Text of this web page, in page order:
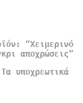
“Χειμερινό
αποχρώσεις”
Τα υποχρεωτικά